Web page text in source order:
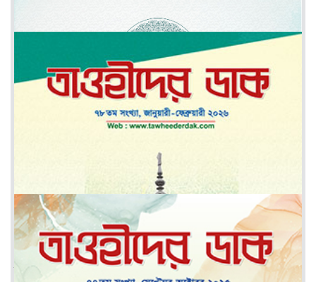
মার্চ-এপ্রিল ২০২৬